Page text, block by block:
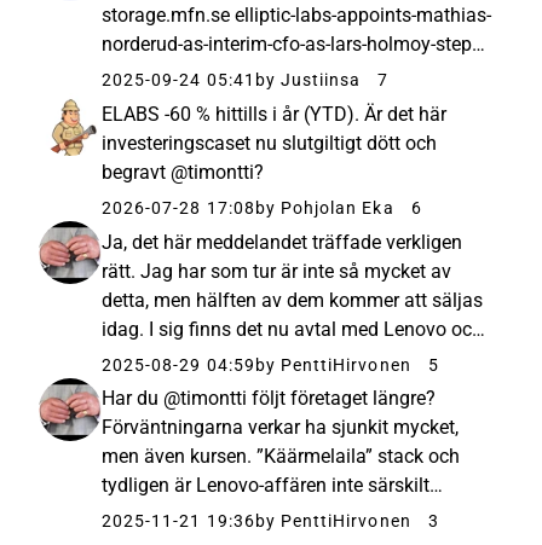
storage.mfn.se elliptic-labs-appoints-mathias-
norderud-as-interim-cfo-as-lars-holmoy-steps-
down.pdf edit: tillfälligt
2025-09-24 05:41 by Justiinsa 7
ELABS -60 % hittills i år (YTD). Är det här
investeringscaset nu slutgiltigt dött och
begravt @timontti?
2026-07-28 17:08 by Pohjolan Eka 6
Ja, det här meddelandet träffade verkligen
rätt. Jag har som tur är inte så mycket av
detta, men hälften av dem kommer att säljas
idag. I sig finns det nu avtal med Lenovo och
man kan tänka sig att man skulle kunna
satsa på andra kunder eller potentiella kunder.
Den där q&amp;a:n var...
2025-08-29 04:59by PenttiHirvonen 5
Har du @timontti följt företaget längre?
Förväntningarna verkar ha sjunkit mycket,
men även kursen. ”Käärmelaila” stack och
tydligen är Lenovo-affären inte särskilt
lönsam?
2025-11-21 19:36by PenttiHirvonen 3